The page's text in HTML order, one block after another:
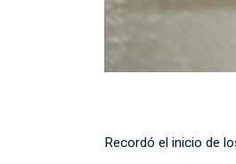
Recordó el inicio de